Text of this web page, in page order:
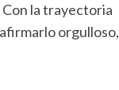
Con la trayectoria
orgulloso,